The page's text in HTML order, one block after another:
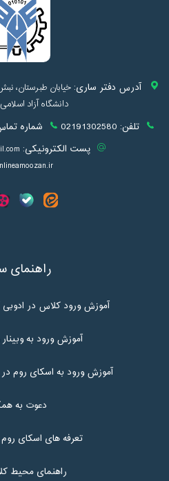
آدرس دفتر ساری:خیابان طبرستان،
دانشگاه آزاد
تلفن: 02191302580 شماره
پست الکترونیکی:
راهنمای
آموزش ورود کلاس در ادوبی
آموزش ورود به
آموزش ورود به اسکای روم در
دعوت به
تعرفه های اسکای روم 10 روز رایگان
راهنمای محیط